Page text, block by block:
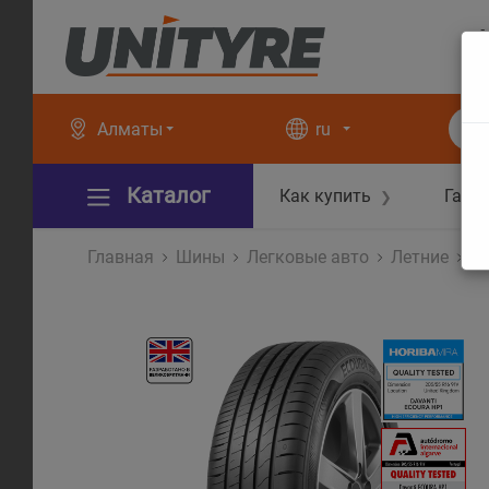
Алматы ru
Каталог Как купить ❯
Главная Шины Легковые авто Летние